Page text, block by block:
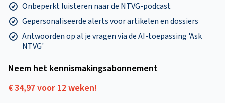
Onbeperkt luisteren naar de NTVG-podcast
Gepersonaliseerde alerts voor artikelen en dossiers
Antwoorden op al je vragen via de AI-toepassing 'Ask
NTVG'
Neem het kennismakings­abonnement
€ 34,97 voor 12 weken!